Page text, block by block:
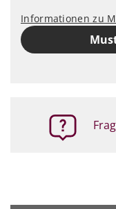
Informationen zu